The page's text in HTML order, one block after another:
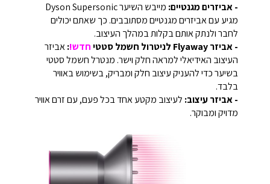
- אביזרים מגנטיים:
מייבש השיער Dyson Supersonic
מגיע עם אביזרים מגנטיים מסתובבים. כך שאתם יכולים
לחבר ולנתק אותם בקלות במהלך העיצוב.
- אביזר Flyaway לניטרול חשמל סטטי
חדש!:אביזר
העיצוב האידיאלי למראה חלק וישר. מנטרל חשמל סטטי
בשיער כדי להעניק עיצוב חלק ומבריק, בשימוש באוויר
בלבד.
- אביזר עיצוב: לעיצוב מקטע אחד בכל פעם, עם זרם אוויר
מדויק ומבוקר.